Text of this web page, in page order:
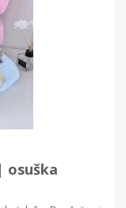
osuška